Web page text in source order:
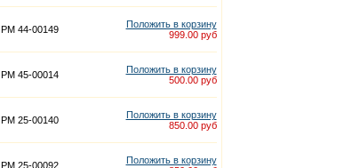
PM 44-00149
Положить в корзину
999.00 руб
PM 45-00014
Положить в корзину
500.00 руб
PM 25-00140
Положить в корзину
850.00 руб
PM 25-00092
Положить в корзину